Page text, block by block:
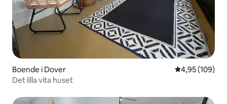
Boende i Dover 4,95 av 5 i
4,95 (109)
Det lilla vita huset